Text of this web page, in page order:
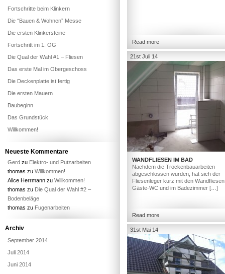
Read more
21st Juli 14
WANDFLIESEN IM BAD
Nachdem die Trockenbauarbeiten
abgeschlossen wurden, hat sich der
Fliesenleger kurz mit den
Gäste-WC und im Badezimmer […]
Read more
31st Mai 14
Fortschritte beim Klinkern
Die “Bauen & Wohnen” Messe
Die ersten Klinkersteine
Fortschritt im 1. OG
Die Qual der Wahl #1 – Fliesen
Das erste Mal im Obergeschoss
Die Deckenplatte ist fertig
Die ersten Mauern
Baubeginn
Das Grundstück
Willkommen!
Neueste Kommentare
Gerd zu Elektro- und Putzarbeiten
thomas zu Willkommen!
Alice Herrmann zu Willkommen!
thomas zu Die Qual der Wahl #2 –
Bodenbeläge
thomas zu Fugenarbeiten
Archiv
September 2014
Juli 2014
Juni 2014